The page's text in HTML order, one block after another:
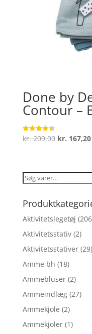
Done by
Contour –
Vurderet
4.3
kr.209,00 Den
var:
kr. 209,00.
kr. 167,20
Søg
Aktivitetslegetøj
Aktivitetsstativ (2)
Aktivitetsstativer (29)
Amme bh (18)
Ammebluser (2)
Ammeindlæg (27)
Ammekjole (2)
Ammekjoler (1)